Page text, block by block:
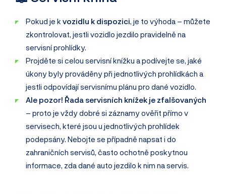
Pokud je k vozidlu k dispozici, je to výhoda – můžete
zkontrolovat, jestli vozidlo jezdilo pravidelně na
servisní prohlídky.
Projděte si celou servisní knížku a podívejte se, jaké
úkony byly prováděny při jednotlivých prohlídkách a
jestli odpovídají servisnímu plánu pro dané vozidlo.
Ale pozor! Řada servisních knížek je zfalšovaných
– proto je vždy dobré si záznamy ověřit přímo v
servisech, které jsou u jednotlivých prohlídek
podepsány. Nebojte se případně napsat i do
zahraničních servisů, často ochotně poskytnou
informace, zda dané auto jezdilo k nim na servis.